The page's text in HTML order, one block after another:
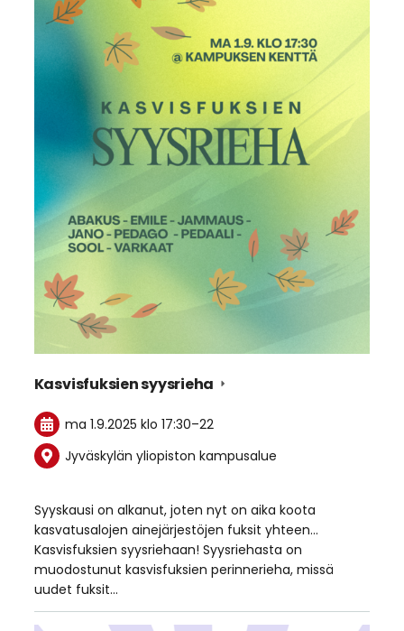
Kasvisfuksien syysrieha
ma 1.9.2025klo 17:30–22
Jyväskylän yliopiston kampusalue
Syyskausi on alkanut, joten nyt on aika koota
kasvatusalojen ainejärjestöjen fuksit yhteen…
Kasvisfuksien syysriehaan! Syysriehasta on
muodostunut kasvisfuksien perinnerieha, missä
uudet fuksit…